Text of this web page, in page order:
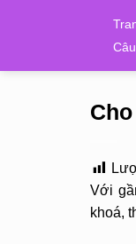
Với
khoá,